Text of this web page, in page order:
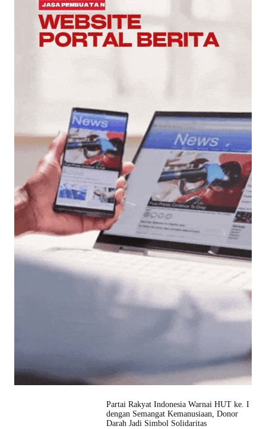
Partai Rakyat Indonesia Warnai HUT ke. I
dengan Semangat Kemanusiaan, Donor
Darah Jadi Simbol Solidaritas